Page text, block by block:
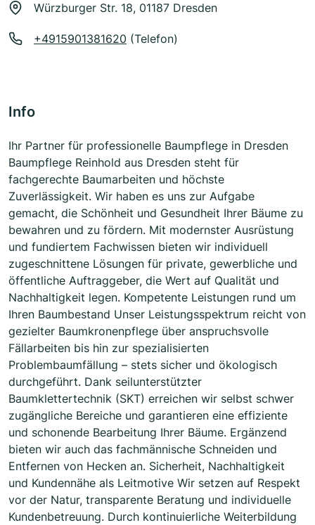
Würzburger Str. 18, 01187 Dresden
+4915901381620 (Telefon)
Info
Ihr Partner für professionelle Baumpflege in Dresden
Baumpflege Reinhold aus Dresden steht für
fachgerechte Baumarbeiten und höchste
Zuverlässigkeit. Wir haben es uns zur Aufgabe
gemacht, die Schönheit und Gesundheit Ihrer Bäume zu
bewahren und zu fördern. Mit modernster Ausrüstung
und fundiertem Fachwissen bieten wir individuell
zugeschnittene Lösungen für private, gewerbliche und
öffentliche Auftraggeber, die Wert auf Qualität und
Nachhaltigkeit legen. Kompetente Leistungen rund um
Ihren Baumbestand Unser Leistungsspektrum reicht von
gezielter Baumkronenpflege über anspruchsvolle
Fällarbeiten bis hin zur spezialisierten
Problembaumfällung – stets sicher und ökologisch
durchgeführt. Dank seilunterstützter
Baumklettertechnik (SKT) erreichen wir selbst schwer
zugängliche Bereiche und garantieren eine effiziente
und schonende Bearbeitung Ihrer Bäume. Ergänzend
bieten wir auch das fachmännische Schneiden und
Entfernen von Hecken an. Sicherheit, Nachhaltigkeit
und Kundennähe als Leitmotive Wir setzen auf Respekt
vor der Natur, transparente Beratung und individuelle
Kundenbetreuung. Durch kontinuierliche Weiterbildung